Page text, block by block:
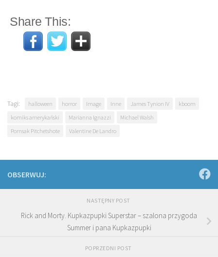
Share This:
Tagi: halloween horror Image Inne James Tynion IV
kboom
komiks amerykański
Marianna Ignazzi
Michael Walsh
Pornsak Pitchetshote
Valentine De Landro
OBSERWUJ:
NASTĘPNY POST
Rick and Morty. Kupkazpupki Superstar – szalona przygoda
Summer i pana Kupkazpupki
POPRZEDNI POST